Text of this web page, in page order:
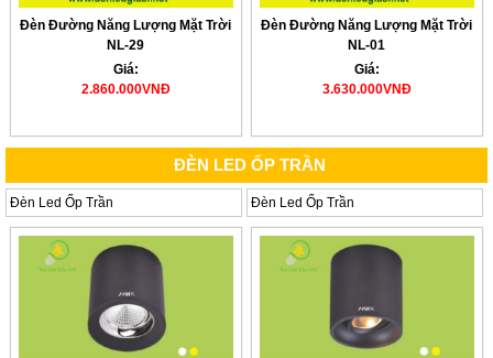
Đèn Đường Năng Lượng Mặt Trời
NL-29
Giá:
2.860.000VNĐ
Đèn Đường Năng Lượng Mặt Trời
NL-01
Giá:
3.630.000VNĐ
ĐÈN LED ỐP TRẦN
Đèn Led Ốp Trần Đèn Led Ốp Trần